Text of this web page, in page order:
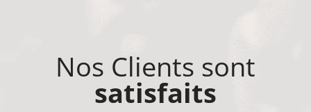
Nos Clients sont
satisfaits